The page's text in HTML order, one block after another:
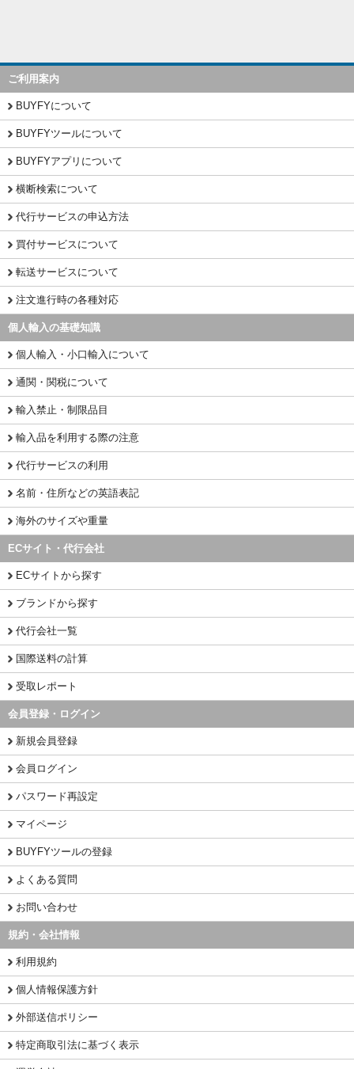
ご利用案内
BUYFYについて
BUYFYツールについて
BUYFYアプリについて
横断検索について
代行サービスの申込方法
買付サービスについて
転送サービスについて
注文進行時の各種対応
個人輸入の基礎知識
個人輸入・小口輸入について
通関・関税について
輸入禁止・制限品目
輸入品を利用する際の注意
代行サービスの利用
名前・住所などの英語表記
海外のサイズや重量
ECサイト・代行会社
ECサイトから探す
ブランドから探す
代行会社一覧
国際送料の計算
受取レポート
会員登録・ログイン
新規会員登録
会員ログイン
パスワード再設定
マイページ
BUYFYツールの登録
よくある質問
お問い合わせ
規約・会社情報
利用規約
個人情報保護方針
外部送信ポリシー
特定商取引法に基づく表示